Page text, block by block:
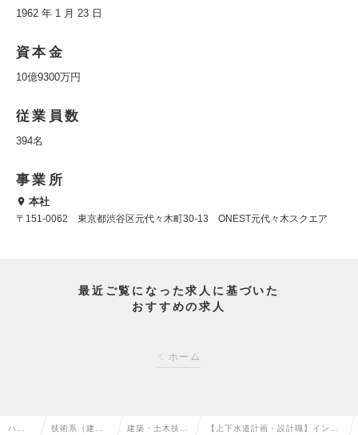
1962 年 1 月 23 日
資本金
10億9300万円
従業員数
394名
事業所
本社
〒151-0062 東京都渋谷区元代々木町30-13 ONEST元代々木スクエア
最近ご覧になった求人に基づいた
おすすめの求人
ホーム
ハイ 技術系（建 建築・土木技術 【上下水道計画・設計職】インフ